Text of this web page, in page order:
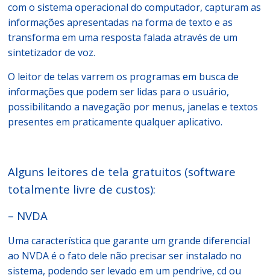
com o sistema operacional do computador, capturam as
informações apresentadas na forma de texto e as
transforma em uma resposta falada através de um
sintetizador de voz.
O leitor de telas varrem os programas em busca de
informações que podem ser lidas para o usuário,
possibilitando a navegação por menus, janelas e textos
presentes em praticamente qualquer aplicativo.
Alguns leitores de tela gratuitos (software
totalmente livre de custos):
– NVDA
Uma característica que garante um grande diferencial
ao NVDA é o fato dele não precisar ser instalado no
sistema, podendo ser levado em um pendrive, cd ou